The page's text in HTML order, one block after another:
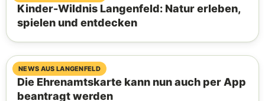
Kinder-Wildnis Langenfeld: Natur erleben,
spielen und entdecken
NEWS AUS LANGENFELD
07. August 2026
Die Ehrenamtskarte kann nun auch per App
beantragt werden